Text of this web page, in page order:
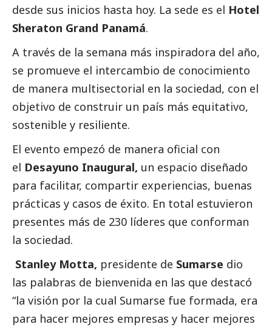
desde sus inicios hasta hoy. La sede es el Hotel
Sheraton Grand Panamá.
A través de la semana más inspiradora del año,
se promueve el intercambio de conocimiento
de manera multisectorial en la sociedad, con el
objetivo de construir un país más equitativo,
sostenible y resiliente.
El evento empezó de manera oficial con
el Desayuno Inaugural, un espacio diseñado
para facilitar, compartir experiencias, buenas
prácticas y casos de éxito. En total estuvieron
presentes más de 230 líderes que conforman
la sociedad.
Stanley Motta, presidente de Sumarse dio
las palabras de bienvenida en las que destacó
“la visión por la cual Sumarse fue formada, era
para hacer mejores empresas y hacer mejores